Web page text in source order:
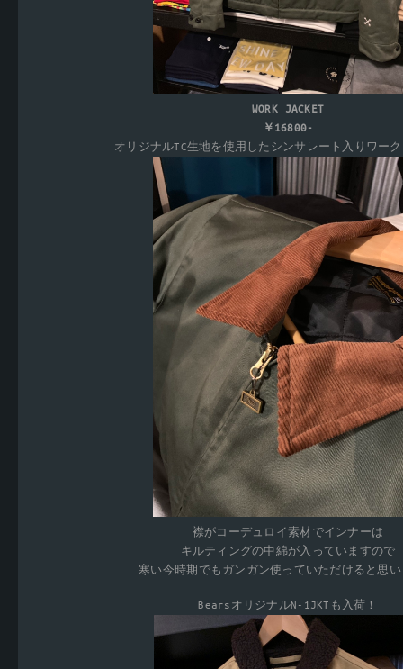
WORK JACKET
￥16800-
オリジナルTC生地を使用したシンサレート入りワー
襟がコーデュロイ素材でインナーは
キルティングの中綿が入っていますので
寒い今時期でもガンガン使っていただけると思
BearsオリジナルN-1JKTも入荷！